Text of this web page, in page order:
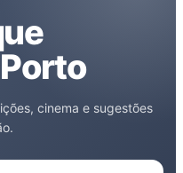
cinema e sugestões